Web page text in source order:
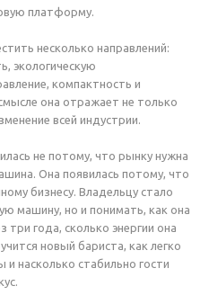
платформу.
несколько направлений:
экологическую
компактность и
она отражает не только
всей индустрии.
не потому, что рынку нужна
Она появилась потому, что
бизнесу. Владельцу стало
машину, но и понимать, как она
три года, сколько энергии она
новый бариста, как легко
насколько стабильно гости